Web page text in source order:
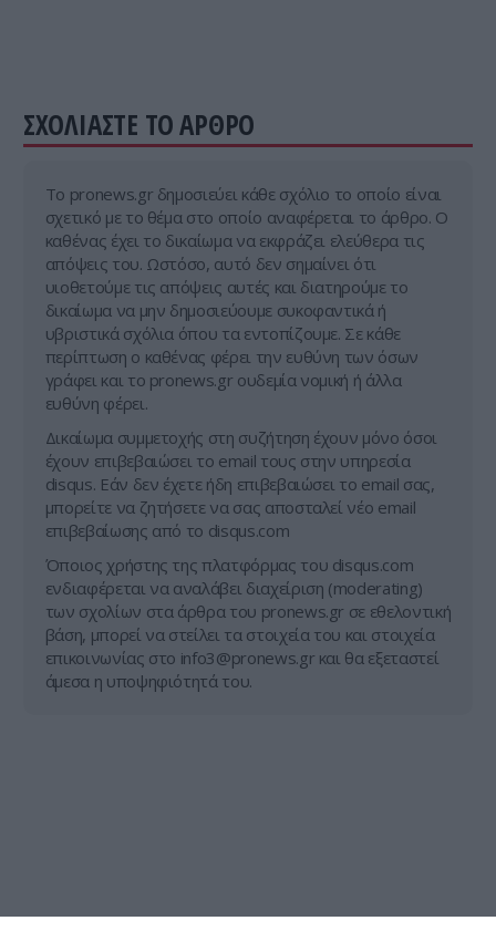
ΣΧΟΛΙΑΣΤΕ ΤΟ ΑΡΘΡΟ
Tο pronews.gr δημοσιεύει κάθε σχόλιο το οποίο είναι
σχετικό με το θέμα στο οποίο αναφέρεται το άρθρο. Ο
καθένας έχει το δικαίωμα να εκφράζει ελεύθερα τις
απόψεις του. Ωστόσο, αυτό δεν σημαίνει ότι
υιοθετούμε τις απόψεις αυτές και διατηρούμε το
δικαίωμα να μην δημοσιεύουμε συκοφαντικά ή
υβριστικά σχόλια όπου τα εντοπίζουμε. Σε κάθε
περίπτωση ο καθένας φέρει την ευθύνη των όσων
γράφει και το pronews.gr ουδεμία νομική ή άλλα
ευθύνη φέρει.
Δικαίωμα συμμετοχής στη συζήτηση έχουν μόνο όσοι
έχουν επιβεβαιώσει το email τους στην υπηρεσία
disqus. Εάν δεν έχετε ήδη επιβεβαιώσει το email σας,
μπορείτε να ζητήσετε να σας αποσταλεί νέο email
επιβεβαίωσης από το disqus.com
Όποιος χρήστης της πλατφόρμας του disqus.com
ενδιαφέρεται να αναλάβει διαχείριση (moderating)
των σχολίων στα άρθρα του pronews.gr σε εθελοντική
βάση, μπορεί να στείλει τα στοιχεία του και στοιχεία
επικοινωνίας στο info3@pronews.gr και θα εξεταστεί
άμεσα η υποψηφιότητά του.